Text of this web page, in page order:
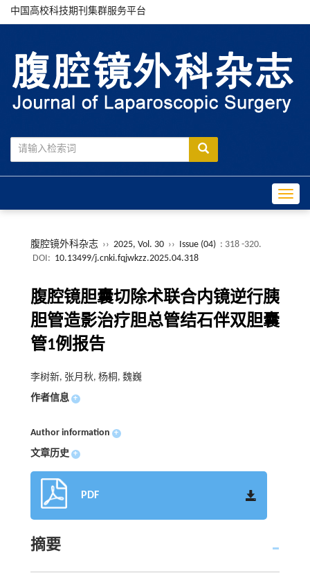
中国高校科技期刊集群服务平台
腹腔镜外科杂志 ›› 2025, Vol. 30 ›› Issue (04) : 318 -320.
DOI: 10.13499/j.cnki.fqjwkzz.2025.04.318
腹腔镜胆囊切除术联合内镜逆行胰
胆管造影治疗胆总管结石伴双胆囊
管1例报告
李树新, 张月秋, 杨桐, 魏巍
作者信息 +
Author information +
文章历史 +
PDF
摘要